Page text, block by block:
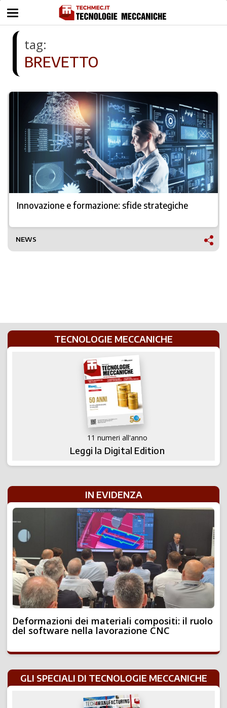
tag:
BREVETTO
Innovazione e formazione: sfide strategiche
NEWS
TECNOLOGIE MECCANICHE
11 numeri all'anno
Leggi la Digital Edition
IN EVIDENZA
Deformazioni dei materiali compositi: il ruolo
del software nella lavorazione CNC
GLI SPECIALI DI TECNOLOGIE MECCANICHE